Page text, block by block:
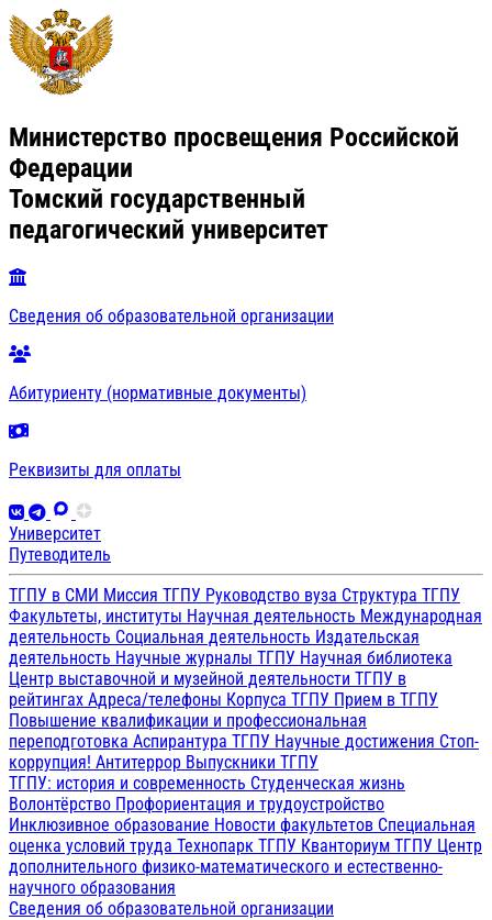
Министерство просвещения Российской
Федерации
Томский государственный
педагогический университет
Сведения об образовательной организации
Абитуриенту (нормативные документы)
Реквизиты для оплаты
Университет
Путеводитель
ТГПУ в СМИ Миссия ТГПУ Руководство вуза Структура ТГПУ
Факультеты, институты Научная деятельность Международная
деятельность Социальная деятельность Издательская
деятельность Научные журналы ТГПУ Научная библиотека
Центр выставочной и музейной деятельности ТГПУ в
рейтингах Адреса/телефоны Корпуса ТГПУ Прием в ТГПУ
Повышение квалификации и профессиональная
переподготовка Аспирантура ТГПУ Научные достижения Стоп-
коррупция! Антитеррор Выпускники ТГПУ
ТГПУ: история и современность Студенческая жизнь
Волонтёрство Профориентация и трудоустройство
Инклюзивное образование Новости факультетов Специальная
оценка условий труда Технопарк ТГПУ Кванториум ТГПУ Центр
дополнительного физико-математического и естественно-
научного образования
Сведения об образовательной организации